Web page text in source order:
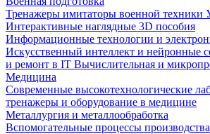
Тренажеры имитаторы военной техники
Интерактивные наглядные 3D пособия
Информационные технологии и
Искусственный интеллект и нейронные
и ремонт в IT Вычислительная и
Медицина
Современные высокотехнологические
тренажеры и оборудование в медицине
Металлургия и металлообработка
Вспомогательные процессы производства